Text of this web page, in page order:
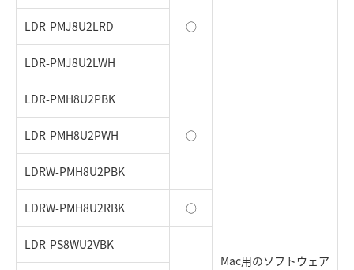
Mac用のソフトウェア
○
LDR-PMJ8U2LRD
LDR-PMJ8U2LWH
LDR-PMH8U2PBK
○
LDR-PMH8U2PWH
LDRW-PMH8U2PBK
LDRW-PMH8U2RBK ○
LDR-PS8WU2VBK